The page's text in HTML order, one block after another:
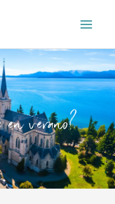
verano?